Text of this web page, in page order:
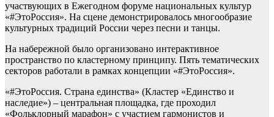
участвующих в Ежегодном форуме национальных культур
«#ЭтоРоссия». На сцене демонстрировалось многообразие
культурных традиций России через песни и танцы.
На набережной было организовано интерактивное
пространство по кластерному принципу. Пять тематических
секторов работали в рамках концепции «#ЭтоРоссия».
«#ЭтоРоссия. Страна единства» (Кластер «Единство и
наследие») – центральная площадка, где проходил
«Фольклорный марафон» с участием гармонистов и